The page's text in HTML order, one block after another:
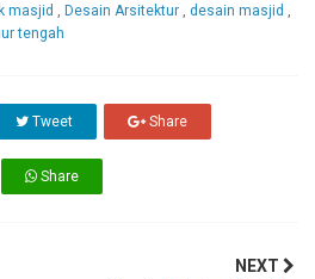
masjid , Desain Arsitektur , desain masjid ,
tengah
Tweet Share
Share
NEXT